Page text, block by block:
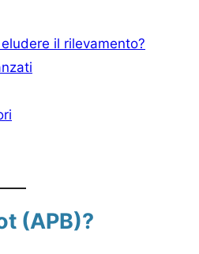
il rilevamento?
(APB)?